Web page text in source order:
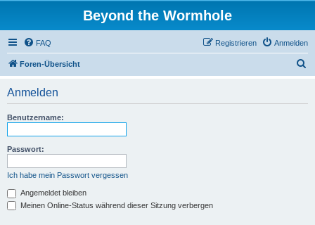
Beyond the Wormhole
FAQ Anmelden
Registrieren
Foren-Übersicht
Anmelden
Benutzername:
Passwort:
Ich habe mein Passwort vergessen
Angemeldet bleiben
Meinen Online-Status während dieser Sitzung verbergen